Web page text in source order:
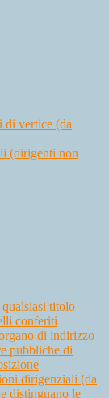
di vertice (da
(dirigenti non
titolo
conferiti
di indirizzo
pubbliche di
dirigenziali (da
distinguano le